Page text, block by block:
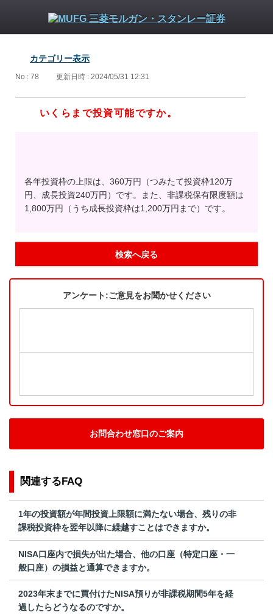
カテゴリー表示
No : 78 更新日時 : 2024/05/31 12:31
いくらまで投資可能ですか。
各年投資枠の上限は、360万円（つみたて投資枠120万
円、成長投資240万円）です。また、非課税保有限度額は
1,800万円（うち成長投資枠は1,200万円まで）です。
検索へ戻る
アンケート:ご意見をお聞かせください
お問合わせ窓口のご案内
関連するFAQ
1年の投資額が年間投資上限額に満たない場合、残りの非
課税投資枠を翌年以降に繰越すことはできますか。
NISA口座内で損失が出た場合、他の口座（特定口座・一
般口座）の損益と通算できますか。
2023年末までに買付けたNISA預りが非課税期間5年を経
過したらどうなるのですか。